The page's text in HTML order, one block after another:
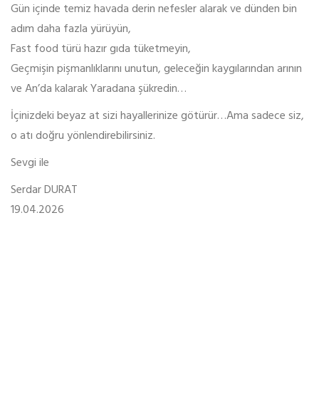
Gün içinde temiz havada derin nefesler alarak ve dünden bin
adım daha fazla yürüyün,
Fast food türü hazır gıda tüketmeyin,
Geçmişin pişmanlıklarını unutun, geleceğin kaygılarından arının
ve An’da kalarak Yaradana şükredin…
İçinizdeki beyaz at sizi hayallerinize götürür…Ama sadece siz,
o atı doğru yönlendirebilirsiniz.
Sevgi ile
Serdar DURAT
19.04.2026